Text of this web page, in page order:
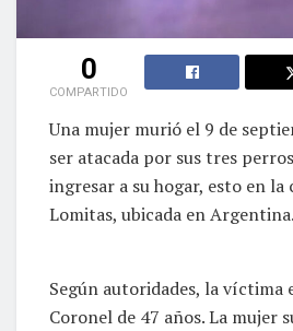
0
COMPARTIDO
Una mujer murió el 9 de
ser atacada por sus tres
ingresar a su hogar, esto en la
Lomitas, ubicada en Argentina.
Según autoridades, la víctima
Coronel de 47 años. La mujer